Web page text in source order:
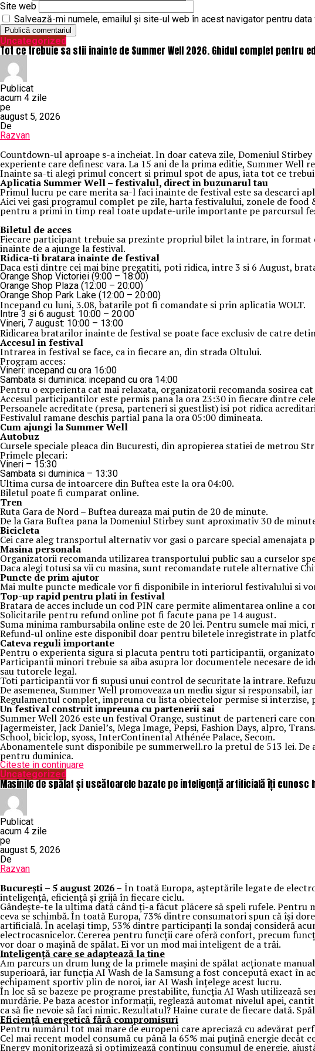
Site web
Salvează-mi numele, emailul și site-ul web în acest navigator pentru
Uncategorized
Tot ce trebuie sa stii inainte de Summer Well 2026. Ghidul complet pentru
Publicat
acum 4 zile
pe
august 5, 2026
De
Razvan
Countdown-ul aproape s-a incheiat. In doar cateva zile, Domeniul
experiente care definesc vara. La 15 ani de la prima editie, Summer
Inainte sa-ti alegi primul concert si primul spot de apus, iata tot ce
Aplicatia Summer Well– festivalul, direct in buzunarul tau
Primul lucru pe care merita sa-l faci inainte de festival este sa descarci
Aici vei gasi programul complet pe zile, harta festivalului, zonele de
pentru a primi in timp real toate update-urile importante pe parcursul
Biletul de acces
Fiecare participant trebuie sa prezinte propriul bilet la intrare, in format
inainte de a ajunge la festival.
Ridica-ti bratarainainte de festival
Daca esti dintre cei mai bine pregatiti, poti ridica, intre 3 si 6 August,
Orange Shop Victoriei (9:00 – 18:00)
Orange Shop Plaza (12:00 – 20:00)
Orange Shop Park Lake (12:00 – 20:00)
Incepand cu luni, 3.08, batarile pot fi comandate si prin aplicatia WOLT.
Intre 3 si 6 august: 10:00 – 20:00
Vineri, 7 august: 10:00 – 13:00
Ridicarea bratarilor inainte de festival se poate face exclusiv de catre
Accesul in festival
Intrarea in festival se face, ca in fiecare an, din strada Oltului.
Program acces:
Vineri: incepand cu ora 16:00
Sambata si duminica: incepand cu ora 14:00
Pentru o experienta cat mai relaxata, organizatorii recomanda sosirea
Accesul participantilor este permis pana la ora 23:30 in fiecare dintre
Persoanele acreditate (presa, parteneri si guestlist) isi pot ridica
Festivalul ramane deschis partial pana la ora 05:00 dimineata.
Cum ajungi la Summer Well
Autobuz
Cursele speciale pleaca din Bucuresti, din apropierea statiei de metrou
Primele plecari:
Vineri – 15:30
Sambata si duminica – 13:30
Ultima cursa de intoarcere din Buftea este la ora 04:00.
Biletul poate fi cumparat online.
Tren
Ruta Gara de Nord – Buftea dureaza mai putin de 20 de minute.
De la Gara Buftea pana la Domeniul Stirbey sunt aproximativ 30 de
Bicicleta
Cei care aleg transportul alternativ vor gasi o parcare special
Masinapersonala
Organizatorii recomanda utilizarea transportului public sau a curselor
Daca alegi totusi sa vii cu masina, sunt recomandate rutele alternative
Puncte de prim ajutor
Mai multe puncte medicale vor fi disponibile in interiorul festivalului si
Top-up rapid pentru plati in festival
Bratara de acces include un cod PIN care permite alimentarea online a
Solicitarile pentru refund online pot fi facute pana pe 14 august.
Suma minima rambursabila online este de 20 lei. Pentru sumele mai mici,
Refund-ul online este disponibil doar pentru biletele inregistrate in
Cateva reguli importante
Pentru o experienta sigura si placuta pentru toti participantii,
Participantii minori trebuie sa aiba asupra lor documentele necesare de
sau tutorele legal.
Toti participantii vor fi supusi unui control de securitate la intrare.
De asemenea, Summer Well promoveaza un mediu sigur si responsabil,
Regulamentul complet, impreuna cu lista obiectelor permise si
Un festival construitimpreuna cu partenerii sai
Summer Well 2026 este un festival Orange, sustinut de parteneri care
Jagermeister, Jack Daniel’s, Mega Image, Pepsi, Fashion Days, alpro,
School, biciclop, syoss, InterContinental Athénée Palace, Secom.
Abonamentele sunt disponibile pe summerwell.ro la pretul de 513 lei.
pentru duminica.
Citeste in continuare
Uncategorized
Mașinile de spălat și uscătoarele bazate pe inteligență artificială îți cunosc
Publicat
acum 4 zile
pe
august 5, 2026
De
Razvan
București – 5 august 2026 – În toată Europa, așteptările legate de
inteligență, eficiență și grijă în fiecare ciclu.
Gândește-te la ultima dată când ți-a făcut plăcere să speli rufele. Pentru
ceva se schimbă. În toată Europa, 73% dintre consumatori spun că își
artificială. În același timp, 53% dintre participanți la sondaj consideră
electrocasnicelor. Cererea pentru funcții care oferă confort, precum
vor doar o mașină de spălat. Ei vor un mod mai inteligent de a trăi.
Inteligență care se adaptează la tine
Am parcurs un drum lung de la primele mașini de spălat acționate
superioară, iar funcția AI Wash de la Samsung a fost concepută exact
echipament sportiv plin de noroi, iar AI Wash înțelege acest lucru.
În loc să se bazeze pe programe prestabilite, funcția AI Wash utilizează
murdărie. Pe baza acestor informații, reglează automat nivelul apei,
ca să fie nevoie să faci nimic. Rezultatul? Haine curate de fiecare dată.
Eficiență energetică fără compromisuri
Pentru numărul tot mai mare de europeni care apreciază cu adevărat
Cel mai recent model consumă cu până la 65% mai puțină energie
Energy monitorizează și optimizează continuu consumul de energie,